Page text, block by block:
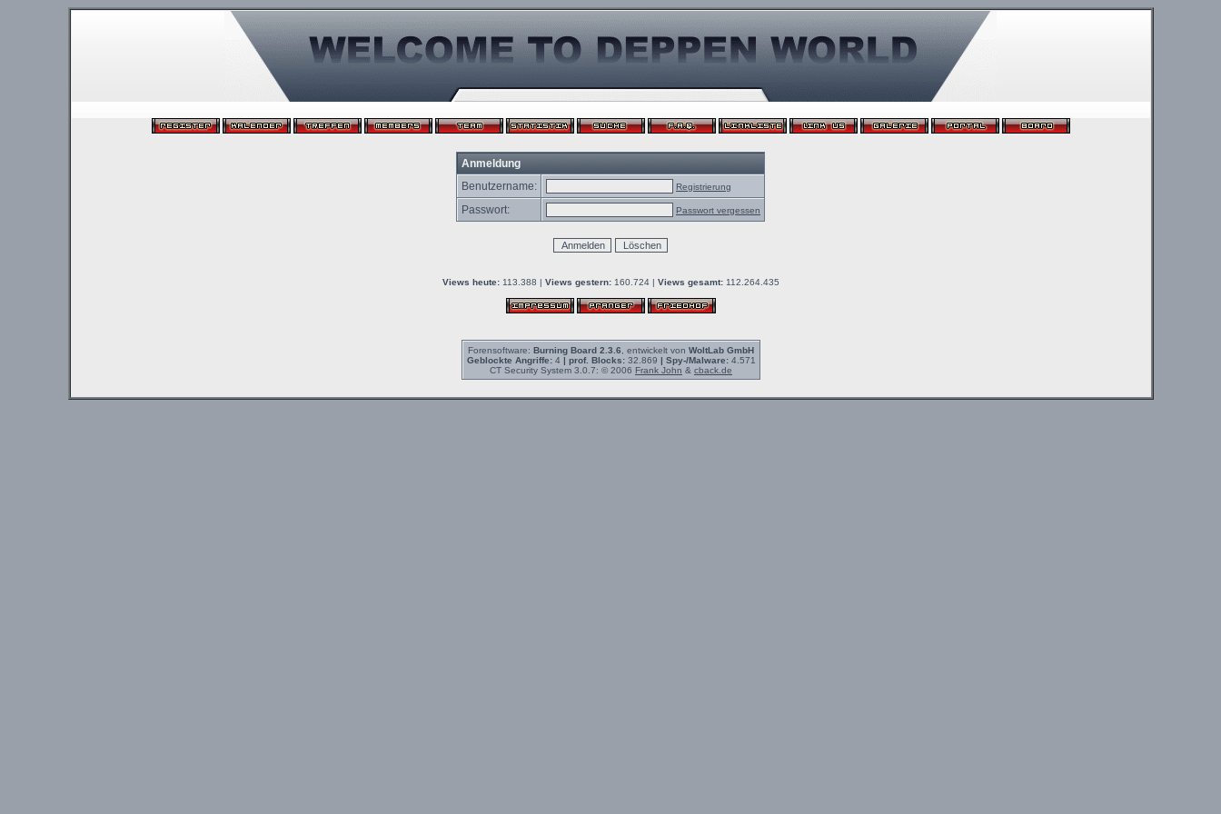
Anmeldung
Benutzername:
Registrierung
Passwort: Passwort vergessen
Views heute:113.388 | Views gestern:160.724 | Views gesamt:112.264.435
Forensoftware: Burning Board 2.3.6 , entwickelt von WoltLab GmbH
Geblockte Angriffe:4 | prof. Blocks:32.869 | Spy-/Malware:4.571
CT Security System 3.0.7: © 2006 Frank John & cback.de